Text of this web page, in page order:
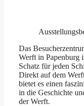
Das
Werft in Papenburg
Schatz für jeden
Direkt auf dem
bietet es einen
in die Geschichte
der Werft.